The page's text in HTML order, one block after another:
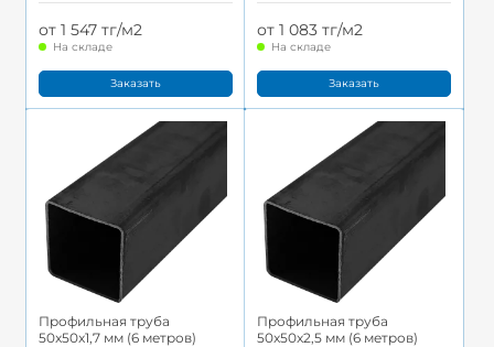
от 1 547 тг/м2
На складе
Заказать
от 1 083 тг/м2
На складе
Заказать
Профильная труба
50x50x1,7 мм (6 метров)
Профильная труба
50x50x2,5 мм (6 метров)